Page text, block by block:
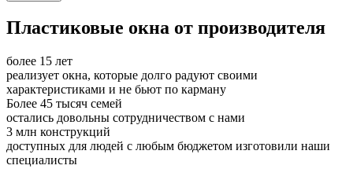
Пластиковые окна от производителя
более 15 лет
реализует окна, которые долго радуют своими
характеристиками и не бьют по карману
Более 45 тысяч семей
остались довольны сотрудничеством с нами
3 млн конструкций
доступных для людей с любым бюджетом изготовили наши
специалисты